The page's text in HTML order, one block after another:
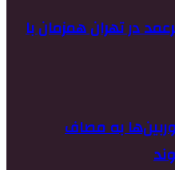
غیرعمد در تهران همزمان با
به مصاف